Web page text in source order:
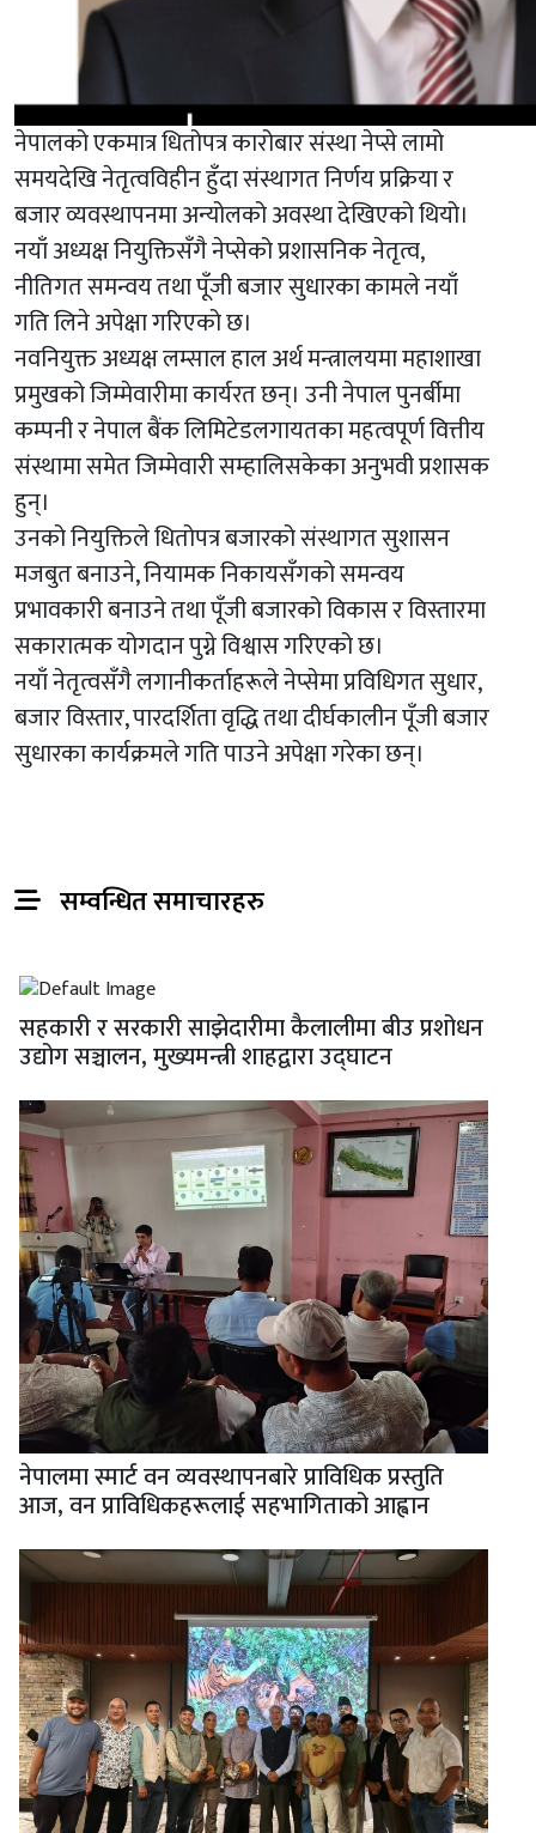
नेपालको एकमात्र धितोपत्र कारोबार संस्था नेप्से लामो
समयदेखि नेतृत्वविहीन हुँदा संस्थागत निर्णय प्रक्रिया र
बजार व्यवस्थापनमा अन्योलको अवस्था देखिएको थियो।
नयाँ अध्यक्ष नियुक्तिसँगै नेप्सेको प्रशासनिक नेतृत्व,
नीतिगत समन्वय तथा पूँजी बजार सुधारका कामले नयाँ
गति लिने अपेक्षा गरिएको छ।
नवनियुक्त अध्यक्ष लम्साल हाल अर्थ मन्त्रालयमा महाशाखा
प्रमुखको जिम्मेवारीमा कार्यरत छन्। उनी नेपाल पुनर्बीमा
कम्पनी र नेपाल बैंक लिमिटेडलगायतका महत्वपूर्ण वित्तीय
संस्थामा समेत जिम्मेवारी सम्हालिसकेका अनुभवी प्रशासक
हुन्।
उनको नियुक्तिले धितोपत्र बजारको संस्थागत सुशासन
मजबुत बनाउने, नियामक निकायसँगको समन्वय
प्रभावकारी बनाउने तथा पूँजी बजारको विकास र विस्तारमा
सकारात्मक योगदान पुग्ने विश्वास गरिएको छ।
नयाँ नेतृत्वसँगै लगानीकर्ताहरूले नेप्सेमा प्रविधिगत सुधार,
बजार विस्तार, पारदर्शिता वृद्धि तथा दीर्घकालीन पूँजी बजार
सुधारका कार्यक्रमले गति पाउने अपेक्षा गरेका छन्।
सम्वन्धित समाचारहरु
सहकारी र सरकारी साझेदारीमा कैलालीमा बीउ प्रशोधन
उद्योग सञ्चालन, मुख्यमन्त्री शाहद्वारा उद्घाटन
नेपालमा स्मार्ट वन व्यवस्थापनबारे प्राविधिक प्रस्तुति
आज, वन प्राविधिकहरूलाई सहभागिताको आह्वान